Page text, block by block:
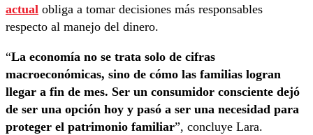
actual obliga a tomar decisiones más responsables
respecto al manejo del dinero.
“La economía no se trata solo de cifras
macroeconómicas, sino de cómo las familias logran
llegar a fin de mes. Ser un consumidor consciente dejó
de ser una opción hoy y pasó a ser una necesidad para
proteger el patrimonio familiar”, concluye Lara.